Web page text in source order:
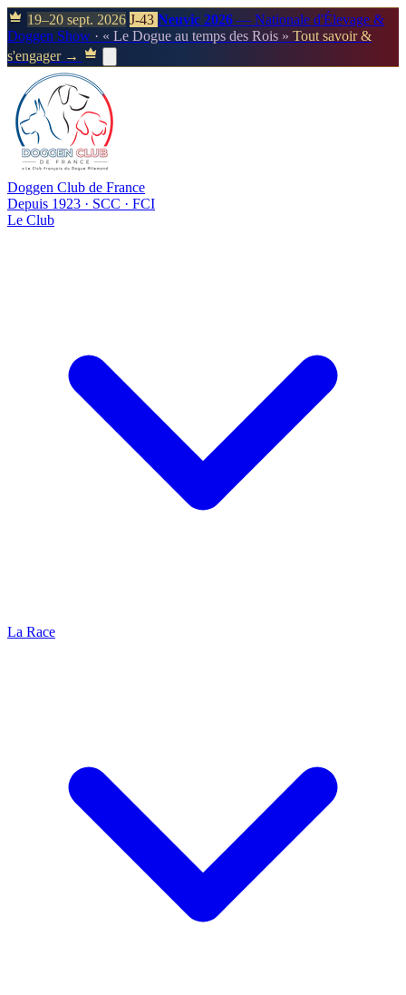
19–20 sept. 2026 J-43 Neuvic 2026 — Nationale d'Élevage &
Doggen Show · « Le Dogue au temps des Rois » Tout savoir &
s'engager →
Doggen Club de France
Depuis 1923 · SCC · FCI
Le Club
La Race